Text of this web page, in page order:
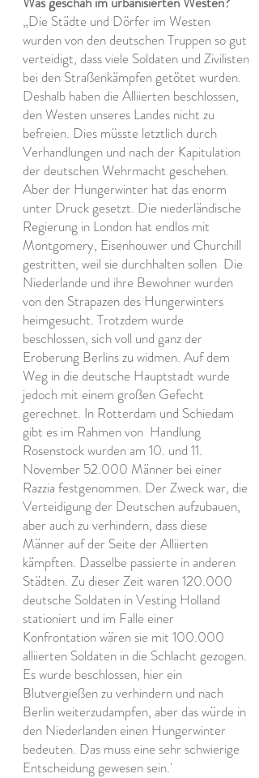
„Die Städte und Dörfer im Westen
wurden von den deutschen Truppen so gut
verteidigt, dass viele Soldaten und Zivilisten
bei den Straßenkämpfen getötet wurden.
Deshalb haben die Alliierten beschlossen,
den Westen unseres Landes nicht zu
befreien. Dies müsste letztlich durch
Verhandlungen und nach der Kapitulation
der deutschen Wehrmacht geschehen.
Aber der Hungerwinter hat das enorm
unter Druck gesetzt. Die niederländische
Regierung in London hat endlos mit
Montgomery, Eisenhouwer und Churchill
gestritten, weil sie durchhalten sollen Die
Niederlande und ihre Bewohner wurden
von den Strapazen des Hungerwinters
heimgesucht. Trotzdem wurde
beschlossen, sich voll und ganz der
Eroberung Berlins zu widmen. Auf dem
Weg in die deutsche Hauptstadt wurde
jedoch mit einem großen Gefecht
gerechnet. In Rotterdam und Schiedam
gibt es im Rahmen von Handlung
Rosenstock wurden am 10. und 11.
November 52.000 Männer bei einer
Razzia festgenommen. Der Zweck war, die
Verteidigung der Deutschen aufzubauen,
aber auch zu verhindern, dass diese
Männer auf der Seite der Alliierten
kämpften. Dasselbe passierte in anderen
Städten. Zu dieser Zeit waren 120.000
deutsche Soldaten in Vesting Holland
stationiert und im Falle einer
Konfrontation wären sie mit 100.000
alliierten Soldaten in die Schlacht gezogen.
Es wurde beschlossen, hier ein
Blutvergießen zu verhindern und nach
Berlin weiterzudampfen, aber das würde in
den Niederlanden einen Hungerwinter
bedeuten. Das muss eine sehr schwierige
Entscheidung gewesen sein.'